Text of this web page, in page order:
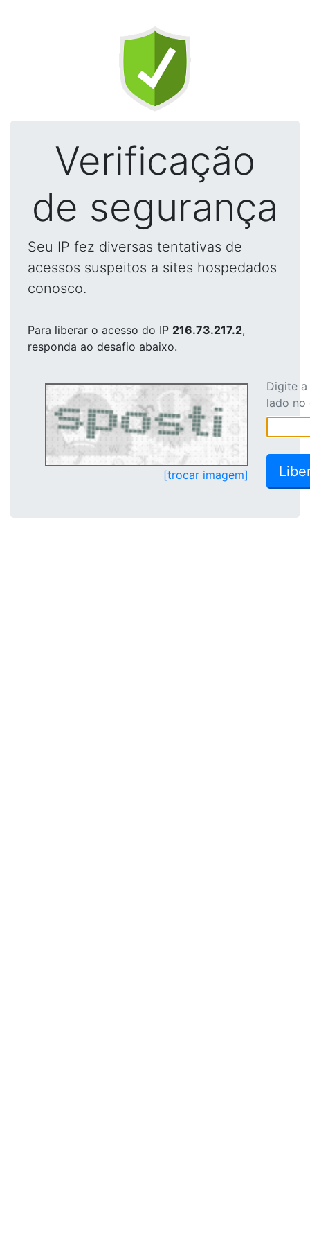
Verificação
de segurança
Seu IP fez diversas tentativas de
acessos suspeitos a sites hospedados
conosco.
Para liberar o acesso do IP 216.73.217.2,
responda ao desafio abaixo.
[trocar imagem]
Digite
lado no